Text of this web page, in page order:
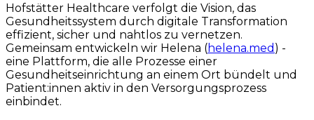
Hofstätter Healthcare verfolgt die Vision, das
Gesundheitssystem durch digitale Transformation
effizient, sicher und nahtlos zu vernetzen.
Gemeinsam entwickeln wir Helena (helena.med ) -
eine Plattform, die alle Prozesse einer
Gesundheitseinrichtung an einem Ort bündelt und
Patient:innen aktiv in den Versorgungsprozess
einbindet.